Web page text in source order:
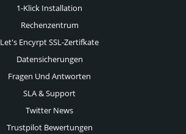
1-Klick Installation
Rechenzentrum
Let's Encyrpt SSL-Zertifkate
Datensicherungen
Fragen Und Antworten
SLA & Support
Twitter News
Trustpilot Bewertungen